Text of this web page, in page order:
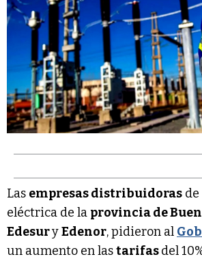
Las empresas distribuidoras
eléctrica de la provincia de
EdesuryEdenor, pidieron al
un aumento en lastarifasdel